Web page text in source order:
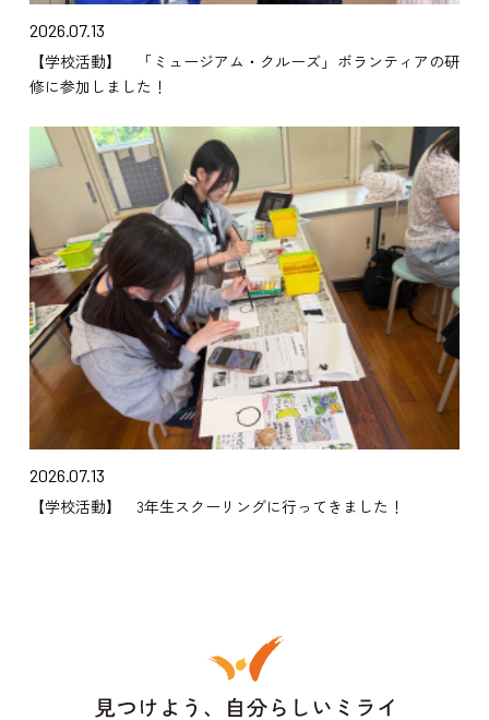
2026.07.13
【学校活動】 「ミュージアム・クルーズ」ボランティアの研
修に参加しました！
2026.07.13
【学校活動】 3年生スクーリングに行ってきました！